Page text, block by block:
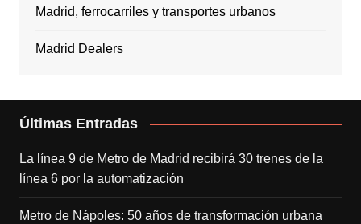
Madrid, ferrocarriles y transportes urbanos
Madrid Dealers
Últimas Entradas
La línea 9 de Metro de Madrid recibirá 30 trenes de la
línea 6 por la automatización
Metro de Nápoles: 50 años de transformación urbana